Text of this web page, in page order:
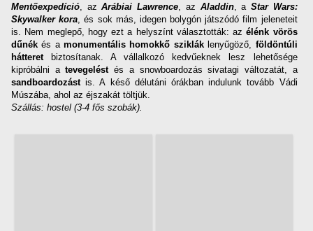
Mentőexpedíció , azArábiai Lawrence , az Aladdin, a Star Wars:
Skywalker kora , és sok más, idegen bolygón játszódó film jeleneteit
is. Nem meglepő, hogy ezt a helyszínt választották: azélénk vörös
dűnék és amonumentális homokkő szikláklenyűgöző, földöntúli
hátteret biztosítanak. A vállalkozó kedvűeknek lesz lehetősége
kipróbálni atevegelést és a snowboardozás sivatagi változatát, a
sandboardozást is. A késő délutáni órákban indulunk tovább Vádi
Múszába, ahol az éjszakát töltjük.
Szállás: hostel (3-4 fős szobák).